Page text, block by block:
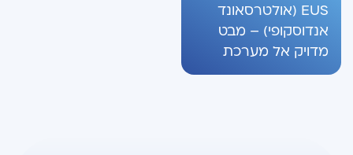
EUS (אולטרסאונד
אנדוסקופי) – מבט
מדויק אל מערכת
העיכול והלבלב